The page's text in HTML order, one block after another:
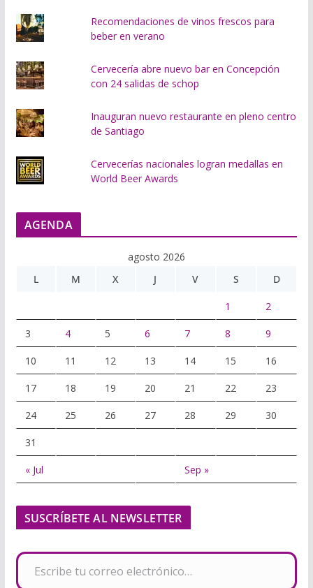
Recomendaciones de vinos frescos para
beber en verano
Cervecería abre nuevo bar en Concepción
con 24 salidas de schop
Inauguran nuevo restaurante en pleno centro
de Santiago
Cervecerías nacionales logran medallas en
World Beer Awards
AGENDA
agosto 2026
L
M X J V S D
1 2
3 4 5 6 7 8 9
10 11 12 13 14 15 16
17 18 19 20 21 22 23
24 25 26 27 28 29 30
31
« Jul Sep »
SUSCRÍBETE AL NEWSLETTER
Escribe tu correo electrónico…